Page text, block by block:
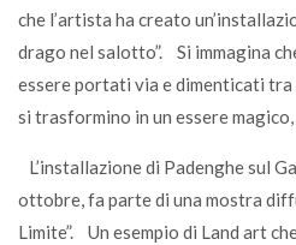
che l’artista ha creato
drago nel salotto”. Si immagina
essere portati via e dimenticati
si trasformino in un essere
L’installazione di Padenghe sul
ottobre, fa parte di una mostra
Limite”. Un esempio di Land art